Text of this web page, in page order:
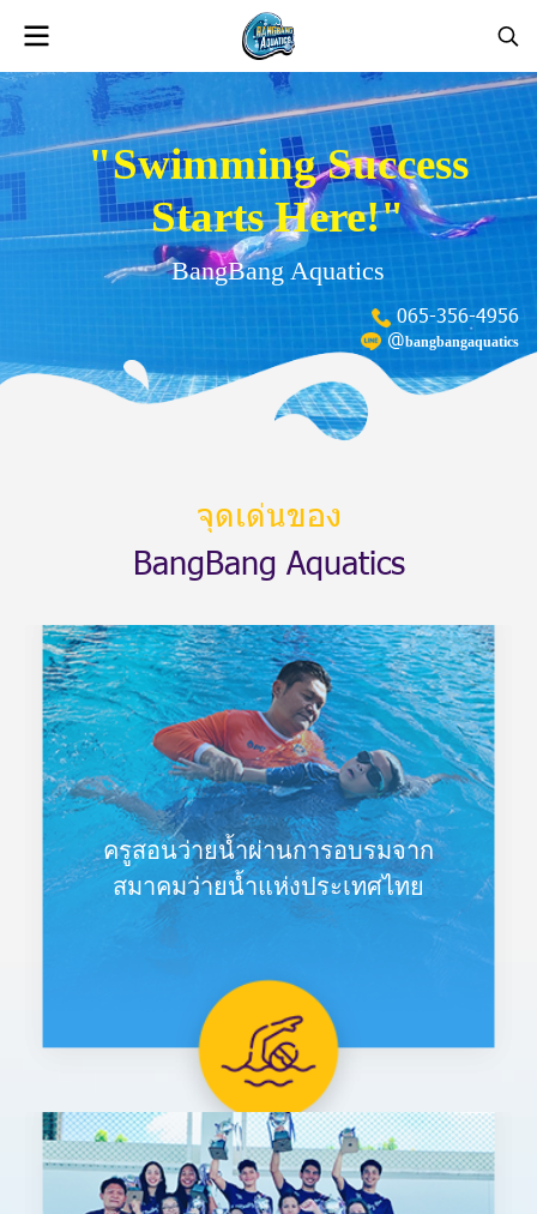
"Swimming Success
Starts Here!"
BangBang Aquatics
065-356-4956
@bangbangaquatics
จุดเด่นของ
BangBang Aquatics
ครูสอนว่ายน้ำผ่านการอบรมจาก
สมาคมว่ายน้ำแห่งประเทศไทย